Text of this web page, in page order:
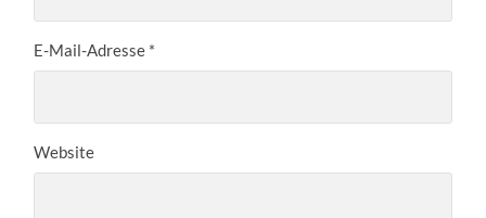
E-Mail-Adresse *
Website